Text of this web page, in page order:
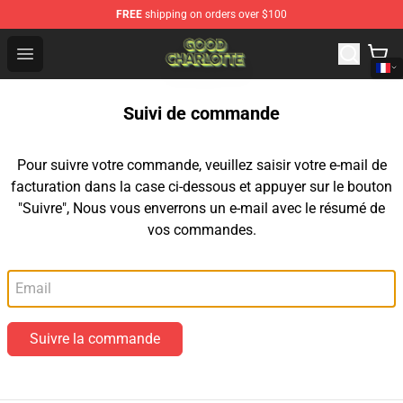
FREE shipping on orders over $100
Open menu
Good Charlotte Store - Official Good Charlotte
Suivi de commande
Pour suivre votre commande, veuillez saisir votre e-mail de
facturation dans la case ci-dessous et appuyer sur le bouton
"Suivre", Nous vous enverrons un e-mail avec le résumé de
vos commandes.
Suivre la commande